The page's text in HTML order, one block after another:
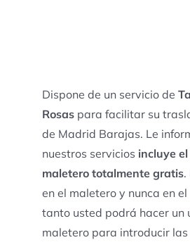
Dispone de un servicio de
Rosaspara facilitar su
de Madrid Barajas. Le
nuestros servicios incluye
maletero totalmente gratis.
en el maletero y nunca en
tanto usted podrá hacer un
maletero para introducir